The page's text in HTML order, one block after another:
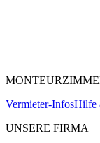
Vermieter-InfosHilfe
UNSERE FIRMA